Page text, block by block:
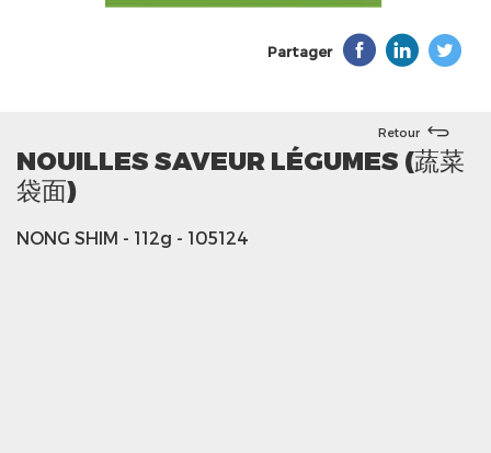
Partager
Retour
NOUILLES SAVEUR LÉGUMES (蔬菜
袋面)
NONG SHIM - 112g - 105124